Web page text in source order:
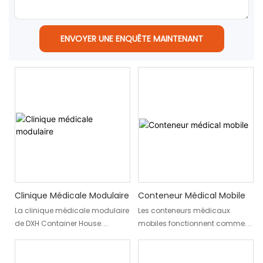
ENVOYER UNE ENQUÊTE MAINTENANT
Clinique Médicale Modulaire
La clinique médicale modulaire
de DXH Container House
Conteneur Médical Mobile
Les conteneurs médicaux
mobiles fonctionnent comme